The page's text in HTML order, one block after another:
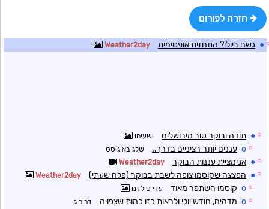
חזרה לפורום
● גשם ביולי? התחזית אופטימית Weather2day
☼
● תודה ובוקר טוב מירושלים ישעיהו
☼
o עננים יותר רציניים בדרך.. שלג באוגוסט
☼
● אנימציית עננות הבוקר Weather2day
☼
● הפצצה שקוסמו צופה לשבת בבוקר (פלח שעתי) Weather2day
☼
o קוסמו השתפר מאוד עדי טולדנו
☼
o מדהים, חודש יולי ולראות כזו כמות שצפויה דרור ג